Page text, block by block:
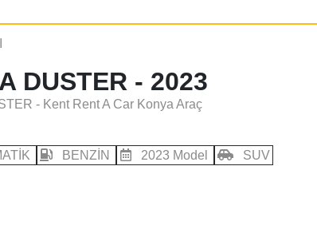
DUSTER - 2023
- Kent Rent A Car Konya Araç
BENZİN 2023 Model SUV